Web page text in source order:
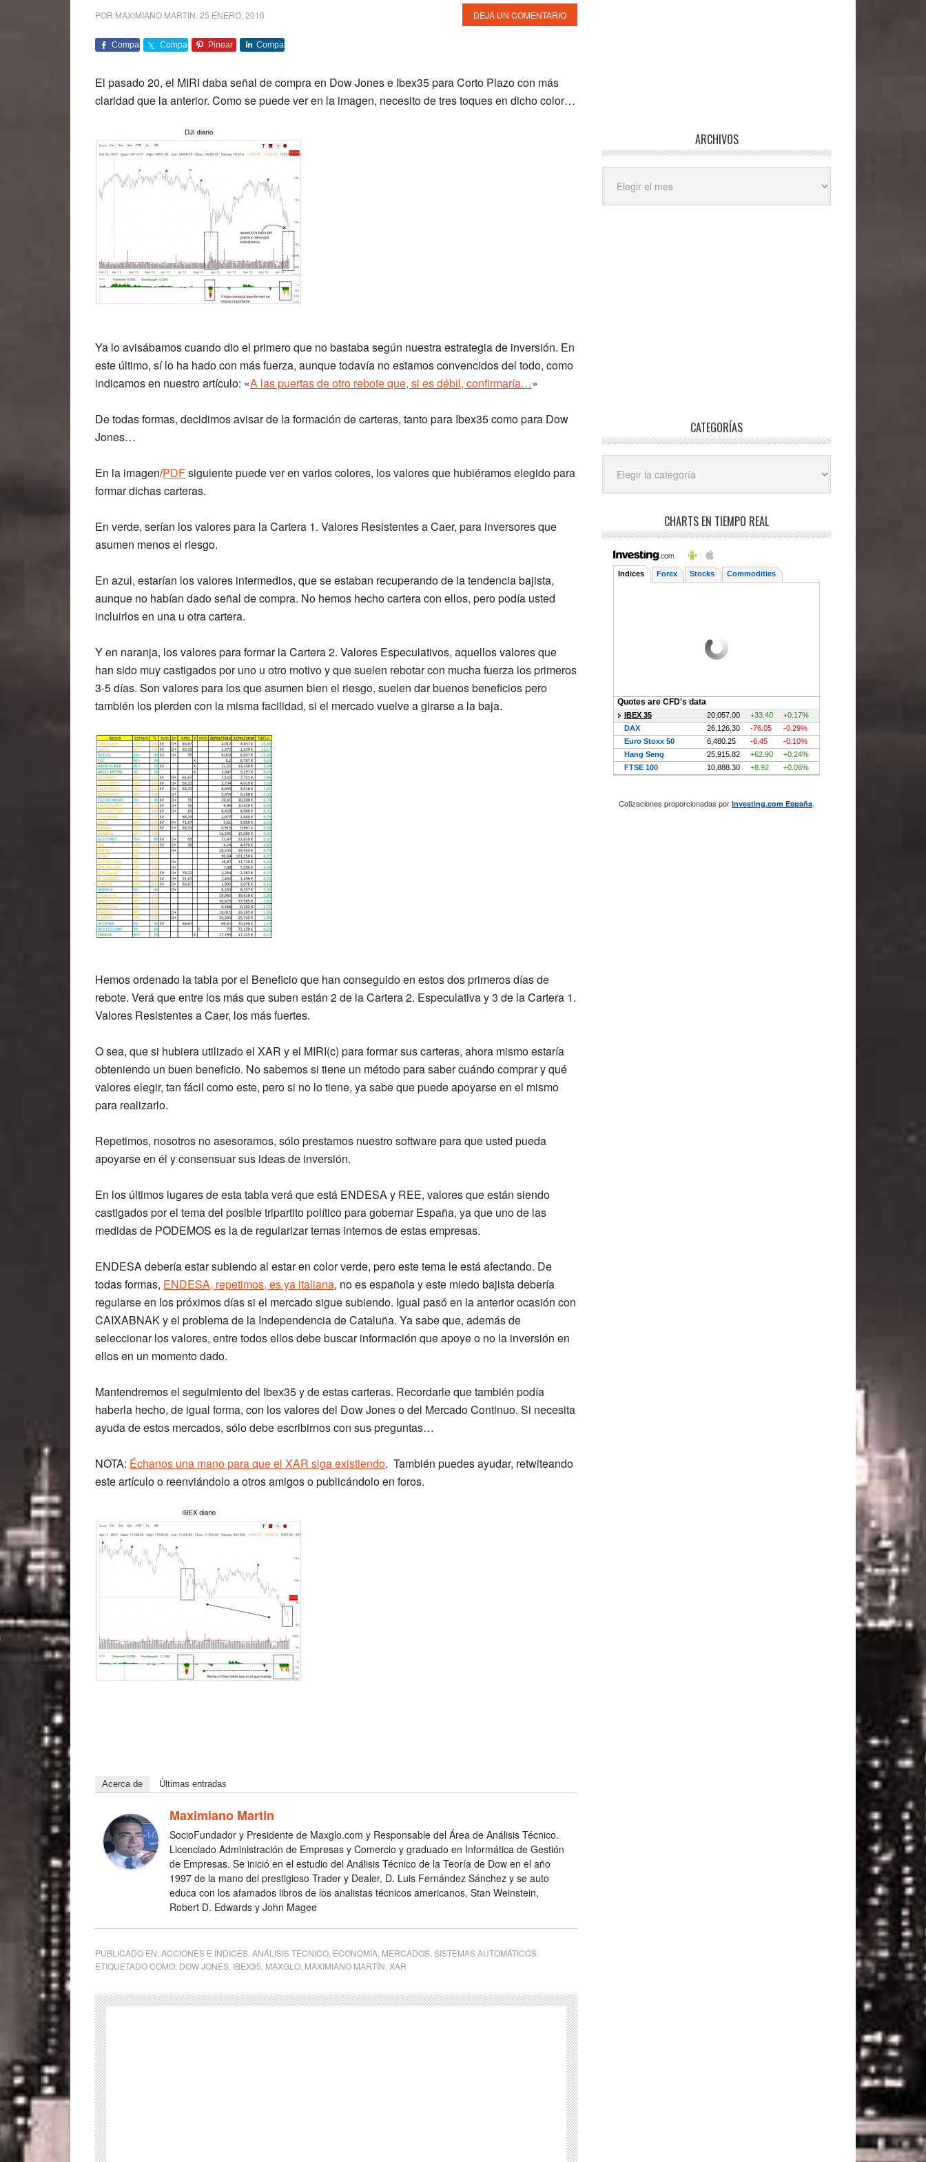
POR MAXIMIANO MARTIN 25 ENERO, 2016 DEJA UN COMENTARIO
Comparte Comparte Pinear Comparte
El pasado 20, el MIRI daba señal de compra en Dow Jones e Ibex35 para Corto Plazo con más
claridad que la anterior. Como se puede ver en la imagen, necesito de tres toques en dicho color…
Ya lo avisábamos cuando dio el primero que no bastaba según nuestra estrategia de inversión. En
este último, sí lo ha hado con más fuerza, aunque todavía no estamos convencidos del todo, como
indicamos en nuestro artículo: «A las puertas de otro rebote que, si es débil, confirmaría…»
De todas formas, decidimos avisar de la formación de carteras, tanto para Ibex35 como para Dow
Jones…
En la imagen/PDFsiguiente puede ver en varios colores, los valores que hubiéramos elegido para
formar dichas carteras.
En verde, serían los valores para la Cartera 1. Valores Resistentes a Caer, para inversores que
asumen menos el riesgo.
En azul, estarían los valores intermedios, que se estaban recuperando de la tendencia bajista,
aunque no habían dado señal de compra. No hemos hecho cartera con ellos, pero podía usted
incluirlos en una u otra cartera.
Y en naranja, los valores para formar la Cartera 2. Valores Especulativos, aquellos valores que
han sido muy castigados por uno u otro motivo y que suelen rebotar con mucha fuerza los primeros
3-5 días. Son valores para los que asumen bien el riesgo, suelen dar buenos beneficios pero
también los pierden con la misma facilidad, si el mercado vuelve a girarse a la baja.
Hemos ordenado la tabla por el Beneficio que han conseguido en estos dos primeros días de
rebote. Verá que entre los más que suben están 2 de la Cartera 2. Especulativa y 3 de la Cartera 1.
Valores Resistentes a Caer, los más fuertes.
O sea, que si hubiera utilizado el XAR y el MIRI(c) para formar sus carteras, ahora mismo estaría
obteniendo un buen beneficio. No sabemos si tiene un método para saber cuándo comprar y qué
valores elegir, tan fácil como este, pero si no lo tiene, ya sabe que puede apoyarse en el mismo
para realizarlo.
Repetimos, nosotros no asesoramos, sólo prestamos nuestro software para que usted pueda
apoyarse en él y consensuar sus ideas de inversión.
En los últimos lugares de esta tabla verá que está ENDESA y REE, valores que están siendo
castigados por el tema del posible tripartito político para gobernar España, ya que uno de las
medidas de PODEMOS es la de regularizar temas internos de estas empresas.
ENDESA debería estar subiendo al estar en color verde, pero este tema le está afectando. De
todas formas, ENDESA, repetimos, es ya italiana, no es española y este miedo bajista debería
regularse en los próximos días si el mercado sigue subiendo. Igual pasó en la anterior ocasión con
CAIXABNAK y el problema de la Independencia de Cataluña. Ya sabe que, además de
seleccionar los valores, entre todos ellos debe buscar información que apoye o no la inversión en
ellos en un momento dado.
Mantendremos el seguimiento del Ibex35 y de estas carteras. Recordarle que también podía
haberla hecho, de igual forma, con los valores del Dow Jones o del Mercado Continuo. Si necesita
ayuda de estos mercados, sólo debe escribirnos con sus preguntas…
NOTA: Échanos una mano para que el XAR siga existiendo. También puedes ayudar, retwiteando
este artículo o reenviándolo a otros amigos o publicándolo en foros.
Acerca de Últimas entradas
Maximiano Martin
Socio­Fundador y Presidente de Maxglo.com y Responsable del Área de Análisis Técnico.
Licenciado Administración de Empresas y Comercio y graduado en Informática de Gestión
de Empresas. Se inició en el estudio del Análisis Técnico de la Teoría de Dow en el año
1997 de la mano del prestigioso Trader y Dealer, D. Luis Fernández Sánchez y se auto
educa con los afamados libros de los analistas técnicos americanos, Stan Weinstein,
Robert D. Edwards y John Magee
PUBLICADO EN:ACCIONES E ÍNDICES ANÁLISIS TÉCNICO ECONOMÍA MERCADOS SISTEMAS AUTOMÁTICOS
ETIQUETADO COMO: DOW JONES IBEX35 MAXGLO MAXIMIANO MARTÍN XAR
ARCHIVOS
CATEGORÍAS
CHARTS EN TIEMPO REAL
Cotizaciones proporcionadas por Investing.com España.